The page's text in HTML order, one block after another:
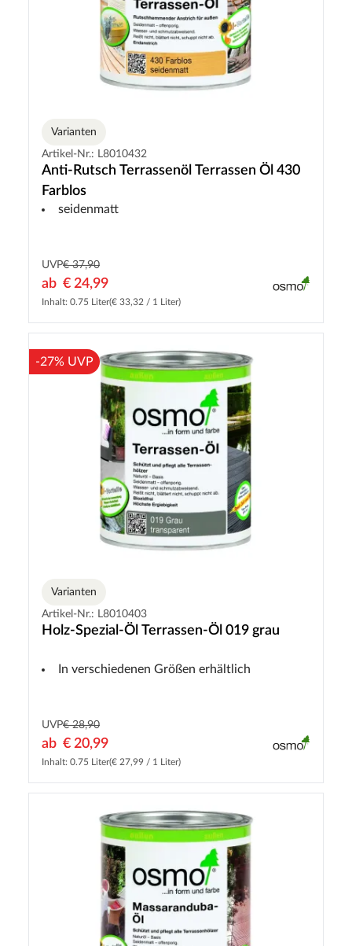
Varianten
Artikel-Nr.: L8010432
Anti-Rutsch Terrassenöl Terrassen Öl 430
Farblos
seidenmatt
UVP€ 37,90
ab € 24,99
Inhalt: 0.75 Liter(€ 33,32 / 1 Liter)
-27% UVP
Varianten
Artikel-Nr.: L8010403
Holz-Spezial-Öl Terrassen-Öl 019 grau
In verschiedenen Größen erhältlich
UVP€ 28,90
ab € 20,99
Inhalt: 0.75 Liter(€ 27,99 / 1 Liter)